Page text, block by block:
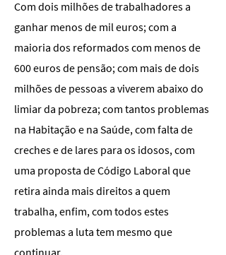
Com dois milhões de trabalhadores a
ganhar menos de mil euros; com a
maioria dos reformados com menos de
600 euros de pensão; com mais de dois
milhões de pessoas a viverem abaixo do
limiar da pobreza; com tantos problemas
na Habitação e na Saúde, com falta de
creches e de lares para os idosos, com
uma proposta de Código Laboral que
retira ainda mais direitos a quem
trabalha, enfim, com todos estes
problemas a luta tem mesmo que
continuar.